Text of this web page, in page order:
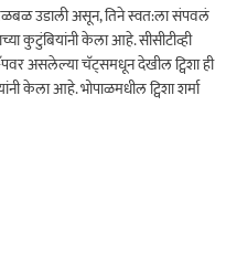
खळबळ उडाली असून, तिने स्वत:ला संपवलं
कुटुंबियांनी केला आहे. सीसीटीव्ही
असलेल्या चॅट्समधून देखील ट्विशा ही
केला आहे. भोपाळमधील ट्विशा शर्मा